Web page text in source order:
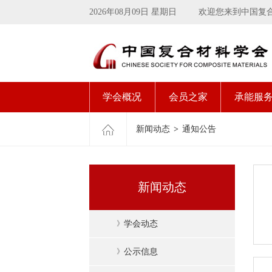
2026年08月09日 星期日 欢迎您来到中国复
学会概况 会员之家 承能服
新闻动态 > 通知公告
新闻动态
》 学会动态
》 公示信息